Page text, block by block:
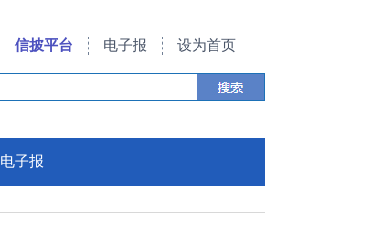
信披平台 电子报 设为首页
电子报